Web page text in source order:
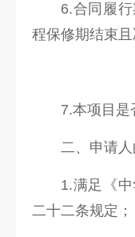
6.合同履
程保修期结束且
7.本项目是
二、申请人
1.满足《
二十二条规定；